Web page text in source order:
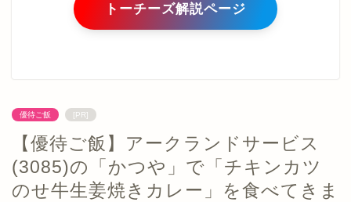
トーチーズ解説ページ
優待ご飯 [PR]
【優待ご飯】アークランドサービス
(3085)の「かつや」で「チキンカツ
のせ牛生姜焼きカレー」を食べてきま